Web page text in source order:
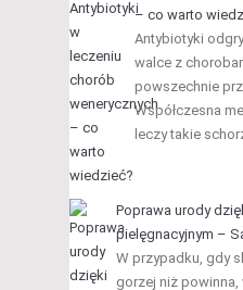
– co warto
Antybiotyki
walce z
powszechnie
Współczesna
leczy takie
Poprawa urody
pielęgnacyjnym –
W przypadku, gdy
gorzej niż powinna,